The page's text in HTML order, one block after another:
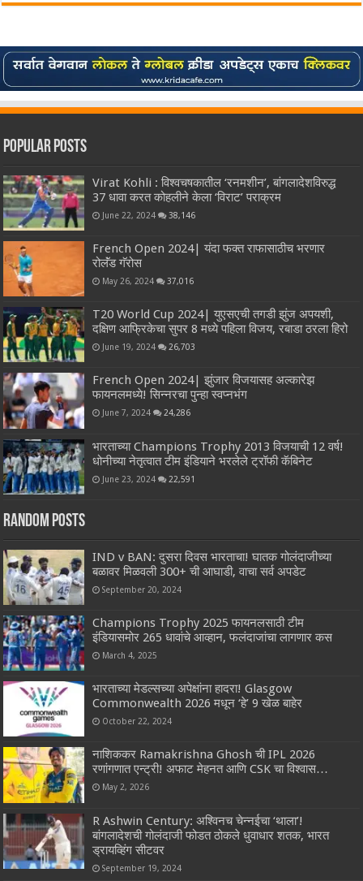
Popular Posts
Virat Kohli : विश्वचषकातील ‘रनमशीन’, बांगलादेशविरुद्ध
37 धावा करत कोहलीने केला ‘विराट’ पराक्रम
June 22, 2024 38,146
French Open 2024| यंदा फक्त राफासाठीच भरणार
रोलॅंड गॅरोस
May 26, 2024 37,016
T20 World Cup 2024| युएसएची तगडी झुंज अपयशी,
दक्षिण आफ्रिकेचा सुपर 8 मध्ये पहिला विजय, रबाडा ठरला हिरो
June 19, 2024 26,703
French Open 2024| झुंजार विजयासह अल्कारेझ
फायनलमध्ये! सिन्नरचा पुन्हा स्वप्नभंग
June 7, 2024 24,286
भारताच्या Champions Trophy 2013 विजयाची 12 वर्ष!
धोनीच्या नेतृत्वात टीम इंडियाने भरलेले ट्रॉफी कॅबिनेट
June 23, 2024 22,591
Random Posts
IND v BAN: दुसरा दिवस भारताचा! घातक गोलंदाजीच्या
बळावर मिळवली 300+ ची आघाडी, वाचा सर्व अपडेट
September 20, 2024
Champions Trophy 2025 फायनलसाठी टीम
इंडियासमोर 265 धावांचे आव्हान, फलंदाजांचा लागणार कस
March 4, 2025
भारताच्या मेडल्सच्या अपेक्षांना हादरा! Glasgow
Commonwealth 2026 मधून‌ ‘हे’ 9 खेळ बाहेर
October 22, 2024
नाशिककर Ramakrishna Ghosh ची IPL 2026
रणांगणात एन्ट्री! अफाट मेहनत आणि CSK चा विश्वास…
May 2, 2026
R Ashwin Century: अश्विनच चेन्नईचा ‘थाला’!
बांगलादेशची गोलंदाजी फोडत ठोकले धुवाधार शतक, भारत
ड्रायव्हिंग सीटवर
September 19, 2024